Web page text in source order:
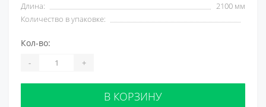
Длина:
2100 мм
Количество в упаковке:
Кол-во:
- +
В КОРЗИНУ